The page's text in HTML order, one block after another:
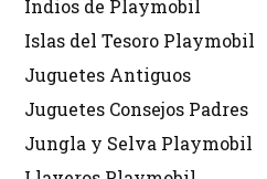
Indios de Playmobil
Islas del Tesoro Playmobil
Juguetes Antiguos
Juguetes Consejos Padres
Jungla y Selva Playmobil